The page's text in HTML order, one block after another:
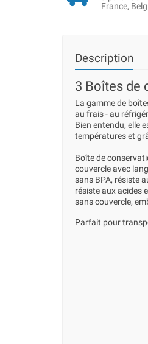
France,
Description
3 Boîtes de
La gamme de
au frais - au
Bien entendu, elle
températures et
Boîte de
couvercle avec
sans BPA, résiste
résiste aux acides
sans couvercle,
Parfait pour